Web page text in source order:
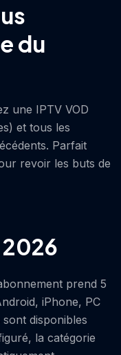
du
une IPTV VOD
et tous les
Parfait
revoir les buts de
prend 5
iPhone, PC
disponibles
la catégorie